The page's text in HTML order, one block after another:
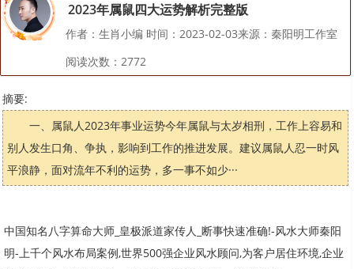
2023年属鼠四大运势解析完整版
作者：生肖小编 时间：2023-02-03来源：秦阳明工作室
阅读次数： 2772
摘要:
一、属鼠人2023年事业运势今年属鼠与太岁相刑，工作上容易和
别人发生口角、争执，影响到工作的推进发展。建议属鼠人忍一时风
平浪静，面对流年不利的运势，多一事不如少···
中国知名八字算命大师_皇极派道家传人_断事快速准确!-风水大师秦阳
明-上千个风水布局案例,世界500强企业风水顾问,为客户居住环境,企业